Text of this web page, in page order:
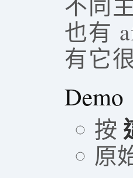
也有
有它
Demo
按
原